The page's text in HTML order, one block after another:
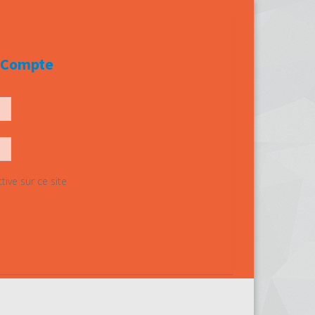
sur ce site